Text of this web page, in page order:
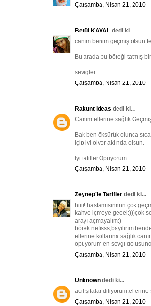
Çarşamba, Nisan 21, 2010
Betül KAVAL dedi ki...
canım benim geçmiş olsun
Bu arada bu böreği tatmış
sevigler
Çarşamba, Nisan 21, 2010
Rakunt ideas dedi ki...
Canım ellerine
Bak ben öksürük olunca
içip iyi olyor aklında olsun.
İyi tatiller.Öpüyorum
Çarşamba, Nisan 21, 2010
Zeynep'le Tarifler dedi ki...
hiiii! hastamısınnnn çok
kahve içmeye geeel:)))çok
arayı açmayalım:)
börek nefisss,bayılırım
ellerine kollarına sağlık
öpüyorum en sevgi
Çarşamba, Nisan 21, 2010
Unknown dedi ki...
acil şifalar diliyorum.ellerine
Çarşamba, Nisan 21, 2010